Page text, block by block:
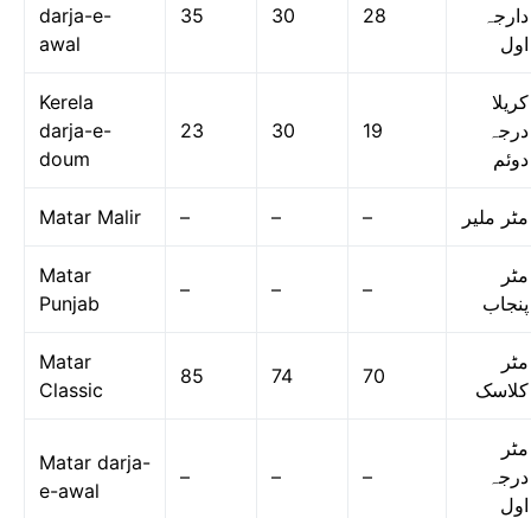
darja-e-
awal
35 30 28
دارجہ
اول
Kerela
darja-e-
doum
23 30 19
کریلا
درجہ
دوئم
Matar Malir – – – مٹر ملیر
Matar
Punjab
– – –
مٹر
پنجاب
Matar
Classic
85 74 70
مٹر
کلاسک
Matar darja-
e-awal
– – –
مٹر
درجہ
اول